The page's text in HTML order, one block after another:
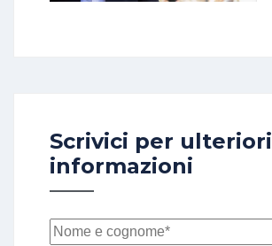
Scrivici per ulteriori
informazioni